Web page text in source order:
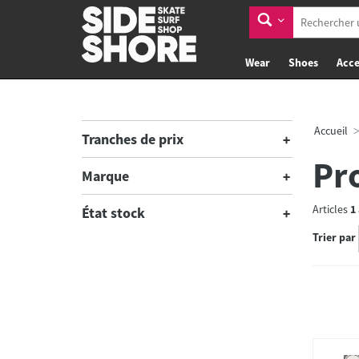
Wear Shoes
Tranches de prix
Marque
État stock
Accueil
Articles 1
Trier par